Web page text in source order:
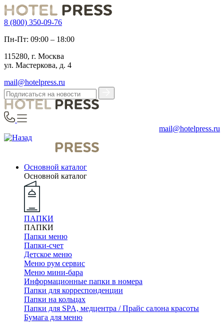
8 (800) 350-09-76
Пн-Пт: 09:00 – 18:00
115280, г. Москва
ул. Мастеркова, д. 4
mail@hotelpress.ru
mail@hotelpress.ru
Основной каталог
Основной каталог
ПАПКИ
ПАПКИ
Папки меню
Папки-счет
Детское меню
Меню рум сервис
Меню мини-бара
Информационные папки в номера
Папки для корреспонденции
Папки на кольцах
Папки для SPA, медцентра / Прайс салона красоты
Бумага для меню